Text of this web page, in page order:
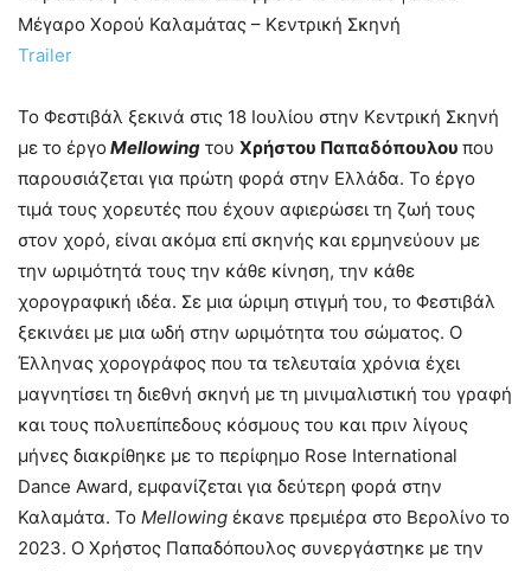
Μέγαρο Χορού Καλαμάτας – Κεντρική Σκηνή
Trailer
Το Φεστιβάλ ξεκινά στις 18 Ιουλίου στην Κεντρική Σκηνή
με το έργο Mellowing του Χρήστου Παπαδόπουλου που
παρουσιάζεται για πρώτη φορά στην Ελλάδα. Το έργο
τιμά τους χορευτές που έχουν αφιερώσει τη ζωή τους
στον χορό, είναι ακόμα επί σκηνής και ερμηνεύουν με
την ωριμότητά τους την κάθε κίνηση, την κάθε
χορογραφική ιδέα. Σε μια ώριμη στιγμή του, το Φεστιβάλ
ξεκινάει με μια ωδή στην ωριμότητα του σώματος. Ο
Έλληνας χορογράφος που τα τελευταία χρόνια έχει
μαγνητίσει τη διεθνή σκηνή με τη μινιμαλιστική του γραφή
και τους πολυεπίπεδους κόσμους του και πριν λίγους
μήνες διακρίθηκε με το περίφημο Rose International
Dance Award, εμφανίζεται για δεύτερη φορά στην
Καλαμάτα. Το Mellowing έκανε πρεμιέρα στο Βερολίνο το
2023. Ο Χρήστος Παπαδόπουλος συνεργάστηκε με την